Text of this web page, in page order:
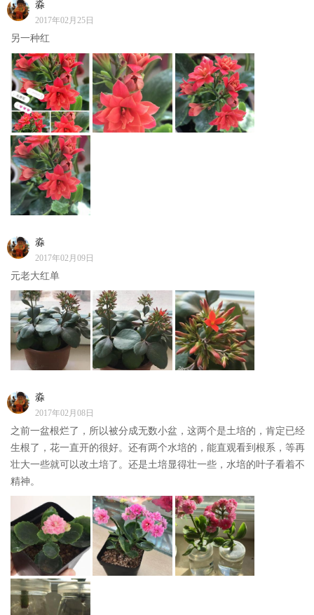
淼
2017年02月25日
另一种红
淼
2017年02月09日
元老大红单
淼
2017年02月08日
之前一盆根烂了，所以被分成无数小盆，这两个是土培的，肯定已经
生根了，花一直开的很好。还有两个水培的，能直观看到根系，等再
壮大一些就可以改土培了。还是土培显得壮一些，水培的叶子看着不
精神。